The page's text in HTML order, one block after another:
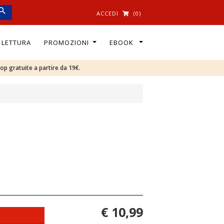
ACCEDI (0)
PROMOZIONI EBOOK
gratuite a partire da 19€.
€ 10,99